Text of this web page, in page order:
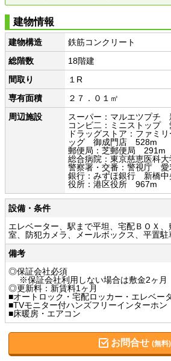
建物情報
建物構造
鉄筋コンクリート
総階数
18階建
間取り
１R
専有面積
２７．０１㎡
周辺施設
スーパー：マルエツプ
コンビ二：ミニストッ
ドラッグストア：ファミ
ッグ 御成門店 528m
郵便局：芝郵便局 291m
総合病院：東京慈恵医科
警察署・交番：警視庁
銀行：みずほ銀行 新橋
役所：港区役所 967m
設備・条件
エレベーター、駅まで平坦、宅配ＢＯＸ
室、防犯カメラ、メールボックス、平置
備考
◎保証会社必須
※保証会社利用しない場合は敷金2ヶ月
◎更新料：新賃料1ヶ月
■オートロック・宅配ロッカー・エレベー
■TVモニター付ハンズフリーインターホン
■床暖房・エアコン
お問合せ (無料)